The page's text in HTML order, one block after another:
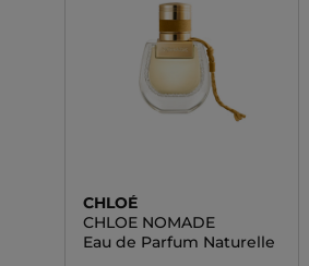
CHLOÉ
CHLOE NOMADE
Eau de Parfum Naturelle